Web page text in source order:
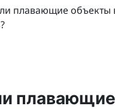
плавающие объекты